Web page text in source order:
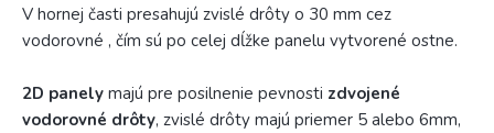
V hornej časti presahujú zvislé drôty o 30 mm cez
vodorovné , čím sú po celej dĺžke panelu vytvorené ostne.
2D panely majú pre posilnenie pevnosti zdvojené
vodorovné drôty, zvislé drôty majú priemer 5 alebo 6mm,